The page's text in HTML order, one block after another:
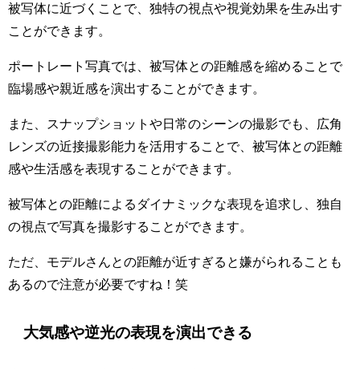
被写体に近づくことで、独特の視点や視覚効果を生み出す
ことができます。
ポートレート写真では、被写体との距離感を縮めることで
臨場感や親近感を演出することができます。
また、スナップショットや日常のシーンの撮影でも、広角
レンズの近接撮影能力を活用することで、被写体との距離
感や生活感を表現することができます。
被写体との距離によるダイナミックな表現を追求し、独自
の視点で写真を撮影することができます。
ただ、モデルさんとの距離が近すぎると嫌がられることも
あるので注意が必要ですね！笑
大気感や逆光の表現を演出できる